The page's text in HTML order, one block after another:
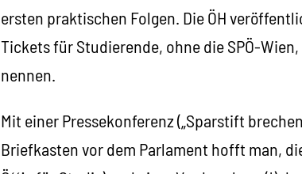
ersten praktischen Folgen. Die ÖH
Tickets für Studierende, ohne die SPÖ-
nennen.
Mit einer Pressekonferenz („Sparstift
Briefkasten vor dem Parlament hofft man,